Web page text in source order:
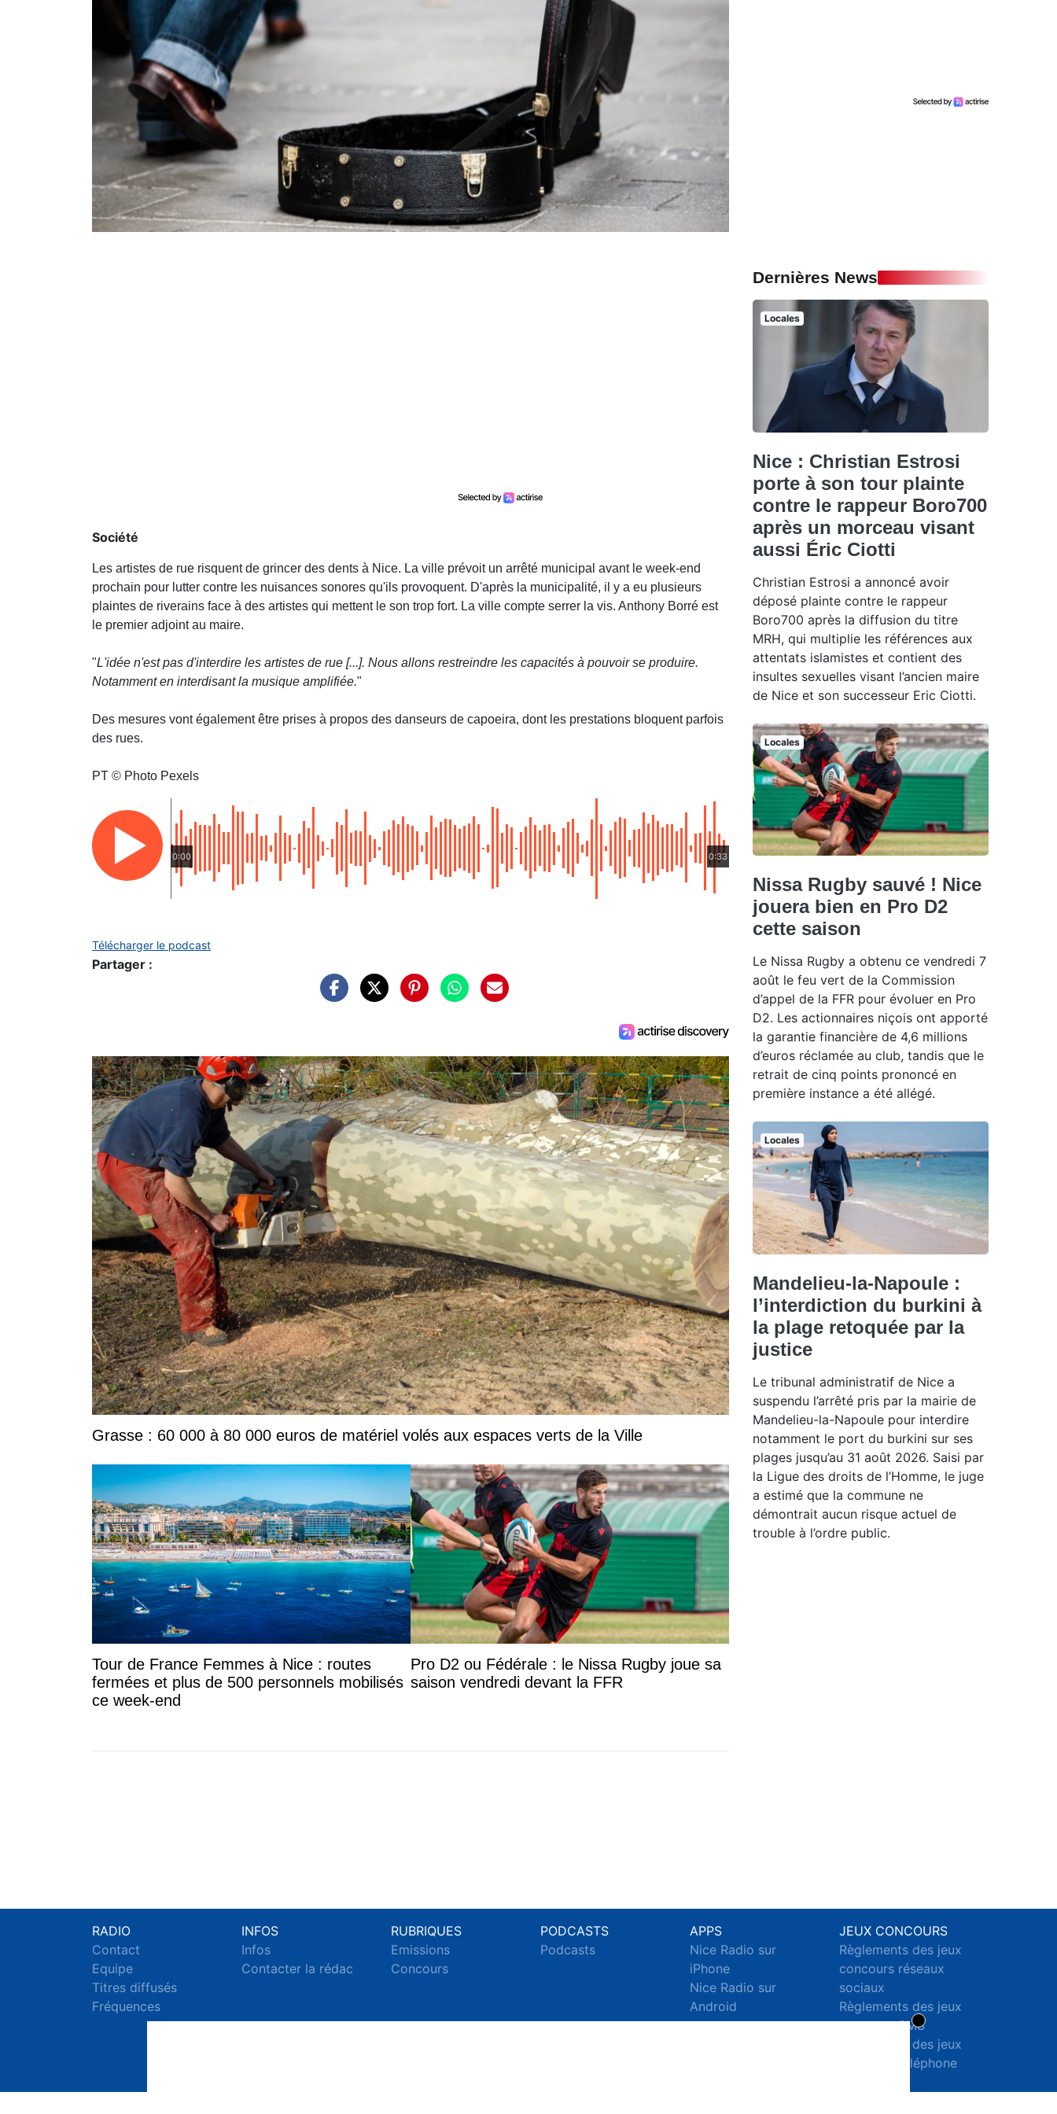
Société
Les artistes de rue risquent de grincer des dents à Nice. La ville prévoit un arrêté municipal avant le week-end
prochain pour lutter contre les nuisances sonores qu'ils provoquent. D'après la municipalité, il y a eu plusieurs
plaintes de riverains face à des artistes qui mettent le son trop fort. La ville compte serrer la vis. Anthony Borré est
le premier adjoint au maire.
"L'idée n'est pas d'interdire les artistes de rue [...]. Nous allons restreindre les capacités à pouvoir se produire.
Notamment en interdisant la musique amplifiée."
Des mesures vont également être prises à propos des danseurs de capoeira, dont les prestations bloquent parfois
des rues.
PT © Photo Pexels
0:00 0:33
Télécharger le podcast
Partager :
Grasse : 60 000 à 80 000 euros de matériel volés aux espaces verts de la Ville
Tour de France Femmes à Nice : routes
fermées et plus de 500 personnels mobilisés
ce week-end
Pro D2 ou Fédérale : le Nissa Rugby joue sa
saison vendredi devant la FFR
Dernières News
Locales
Nice : Christian Estrosi
porte à son tour plainte
contre le rappeur Boro700
après un morceau visant
aussi Éric Ciotti
Christian Estrosi a annoncé avoir
déposé plainte contre le rappeur
Boro700 après la diffusion du titre
MRH, qui multiplie les références aux
attentats islamistes et contient des
insultes sexuelles visant l’ancien maire
de Nice et son successeur Eric Ciotti.
Locales
Nissa Rugby sauvé ! Nice
jouera bien en Pro D2
cette saison
Le Nissa Rugby a obtenu ce vendredi 7
août le feu vert de la Commission
d’appel de la FFR pour évoluer en Pro
D2. Les actionnaires niçois ont apporté
la garantie financière de 4,6 millions
d’euros réclamée au club, tandis que le
retrait de cinq points prononcé en
première instance a été allégé.
Locales
Mandelieu-la-Napoule :
l’interdiction du burkini à
la plage retoquée par la
justice
Le tribunal administratif de Nice a
suspendu l’arrêté pris par la mairie de
Mandelieu-la-Napoule pour interdire
notamment le port du burkini sur ses
plages jusqu’au 31 août 2026. Saisi par
la Ligue des droits de l’Homme, le juge
a estimé que la commune ne
démontrait aucun risque actuel de
trouble à l’ordre public.
RADIO
Contact
Equipe
Titres diffusés
Fréquences
INFOS
Infos
Contacter la rédac
RUBRIQUES
Emissions
Concours
PODCASTS
Podcasts
APPS
Nice Radio sur
iPhone
Nice Radio sur
Android
JEUX CONCOURS
Règlements des jeux
concours réseaux
sociaux
Règlements des jeux
concours SMS
Règlements des jeux
concours téléphone